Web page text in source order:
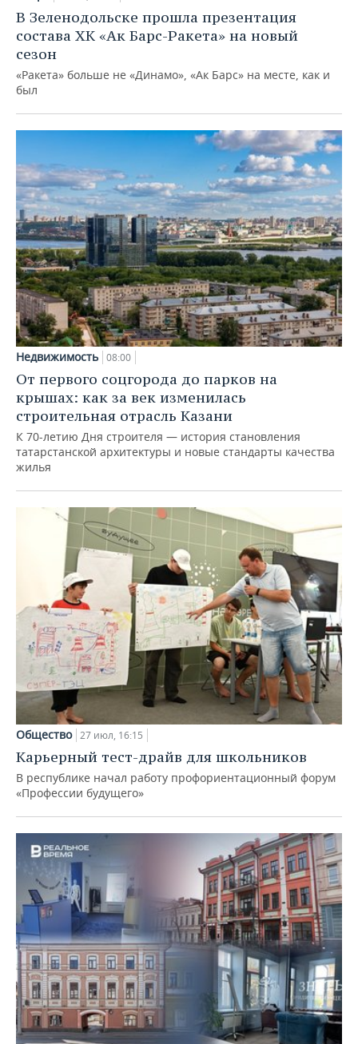
В Зеленодольске прошла презентация
состава ХК «Ак Барс-Ракета» на новый
сезон
«Ракета» больше не «Динамо», «Ак Барс» на месте, как и
был
Недвижимость 08:00
От первого соцгорода до парков на
крышах: как за век изменилась
строительная отрасль Казани
К 70-летию Дня строителя — история становления
татарстанской архитектуры и новые стандарты качества
жилья
Общество 27 июл, 16:15
Карьерный тест-драйв для школьников
В республике начал работу профориентационный форум
«Профессии будущего»